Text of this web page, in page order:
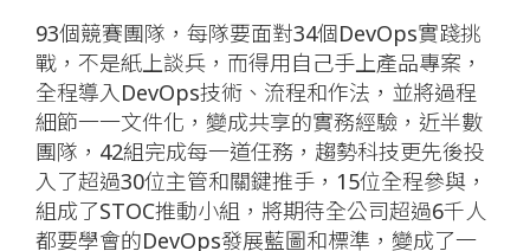
93個競賽團隊，每隊要面對34個DevOps實踐挑
戰，不是紙上談兵，而得用自己手上產品專案，
全程導入DevOps技術、流程和作法，並將過程
細節一一文件化，變成共享的實務經驗，近半數
團隊，42組完成每一道任務，趨勢科技更先後投
入了超過30位主管和關鍵推手，15位全程參與，
組成了STOC推動小組，將期待全公司超過6千人
都要學會的DevOps發展藍圖和標準，變成了一